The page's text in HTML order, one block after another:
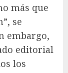
más que
se
embargo,
editorial
los